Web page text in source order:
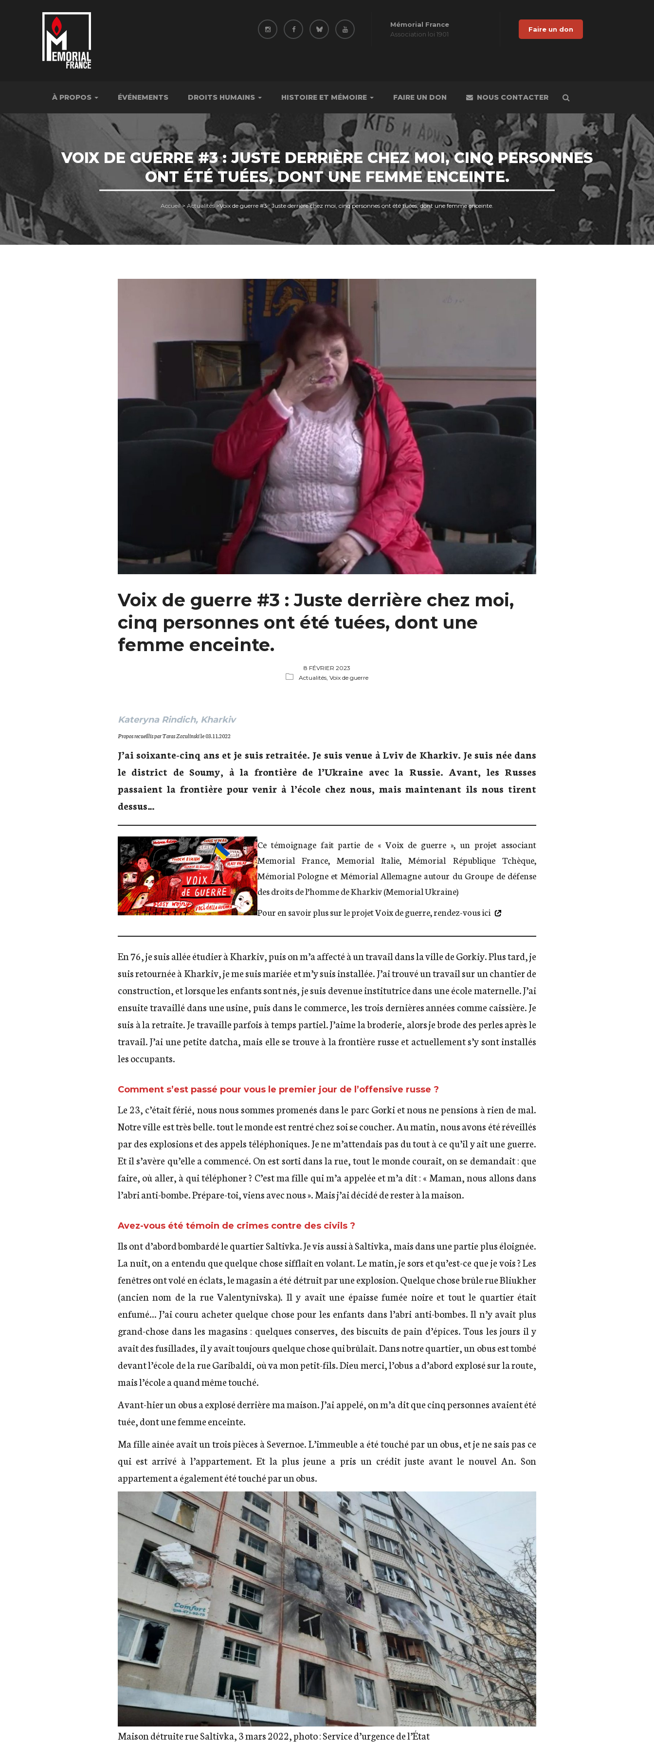
Mémorial France
Association loi 1901
Faire un don
À PROPOS ÉVÉNEMENTS DROITS HUMAINS HISTOIRE ET MÉMOIRE FAIRE UN DON NOUS CONTACTER
VOIX DE GUERRE #3 : JUSTE DERRIÈRE CHEZ MOI, CINQ PERSONNES
ONT ÉTÉ TUÉES, DONT UNE FEMME ENCEINTE.
Accueil> Actualités>Voix de guerre #3 : Juste derrière chez moi, cinq personnes ont été tuées, dont une femme enceinte.
Voix de guerre #3 : Juste derrière chez moi,
cinq personnes ont été tuées, dont une
femme enceinte.
8 FÉVRIER 2023
Actualités, Voix de guerre
Kateryna Rindich, Kharkiv
Propos recueillis par Taras Zozulinskile 03.11.2022
J’ai soixante-cinq ans et je suis retraitée. Je suis venue à Lviv de Kharkiv. Je suis née dans
le district de Soumy, à la frontière de l’Ukraine avec la Russie. Avant, les Russes
passaient la frontière pour venir à l’école chez nous, mais maintenant ils nous tirent
dessus…
Ce témoignage fait partie de « Voix de guerre », un projet associant
Memorial France, Memorial Italie, Mémorial République Tchèque,
Mémorial Pologne et Mémorial Allemagne autour du Groupe de défense
des droits de l’homme de Kharkiv (Memorial Ukraine)
Pour en savoir plus sur le projet Voix de guerre,rendez-vous ici
En 76, je suis allée étudier à Kharkiv, puis on m’a affecté à un travail dans la ville de Gorkiy. Plus tard, je
suis retournée à Kharkiv, je me suis mariée et m’y suis installée. J’ai trouvé un travail sur un chantier de
construction, et lorsque les enfants sont nés, je suis devenue institutrice dans une école maternelle. J’ai
ensuite travaillé dans une usine, puis dans le commerce, les trois dernières années comme caissière. Je
suis à la retraite. Je travaille parfois à temps partiel. J’aime la broderie, alors je brode des perles après le
travail. J’ai une petite datcha, mais elle se trouve à la frontière russe et actuellement s’y sont installés
les occupants.
Comment s’est passé pour vous le premier jour de l’offensive russe ?
Le 23, c’était férié, nous nous sommes promenés dans le parc Gorki et nous ne pensions à rien de mal.
Notre ville est très belle. tout le monde est rentré chez soi se coucher. Au matin, nous avons été réveillés
par des explosions et des appels téléphoniques. Je ne m’attendais pas du tout à ce qu’il y ait une guerre.
Et il s’avère qu’elle a commencé. On est sorti dans la rue, tout le monde courait, on se demandait : que
faire, où aller, à qui téléphoner ? C’est ma fille qui m’a appelée et m’a dit : « Maman, nous allons dans
l’abri anti-bombe. Prépare-toi, viens avec nous ». Mais j’ai décidé de rester à la maison.
Avez-vous été témoin de crimes contre des civils ?
Ils ont d’abord bombardé le quartier Saltivka. Je vis aussi à Saltivka, mais dans une partie plus éloignée.
La nuit, on a entendu que quelque chose sifflait en volant. Le matin, je sors et qu’est-ce que je vois ? Les
fenêtres ont volé en éclats, le magasin a été détruit par une explosion. Quelque chose brûle rue Bliukher
(ancien nom de la rue Valentynivska). Il y avait une épaisse fumée noire et tout le quartier était
enfumé… J’ai couru acheter quelque chose pour les enfants dans l’abri anti-bombes. Il n’y avait plus
grand-chose dans les magasins : quelques conserves, des biscuits de pain d’épices. Tous les jours il y
avait des fusillades, il y avait toujours quelque chose qui brûlait. Dans notre quartier, un obus est tombé
devant l’école de la rue Garibaldi, où va mon petit-fils. Dieu merci, l’obus a d’abord explosé sur la route,
mais l’école a quand même touché.
Avant-hier un obus a explosé derrière ma maison. J’ai appelé, on m’a dit que cinq personnes avaient été
tuée, dont une femme enceinte.
Ma fille aînée avait un trois pièces à Severnoe. L’immeuble a été touché par un obus, et je ne sais pas ce
qui est arrivé à l’appartement. Et la plus jeune a pris un crédit juste avant le nouvel An. Son
appartement a également été touché par un obus.
Maison détruite rue Saltivka, 3 mars 2022, photo : Service d’urgence de l’État